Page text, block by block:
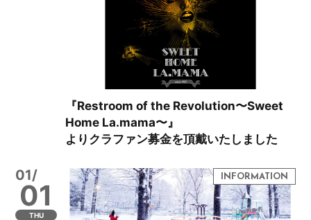
『Restroom of the Revolution〜Sweet
Home La.mama〜』
よりクラファン募金を頂戴いたしました
01/
01
THU